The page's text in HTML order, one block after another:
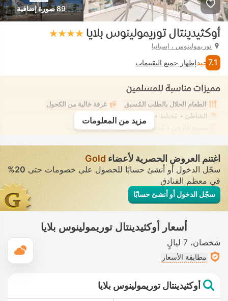
89 صورة إضافية
أوكثيدينتال توريمولينوس بلايا
توريمولينوس ، إسبانيا
7.1 جيدإظهار جميع التقييمات
مميزات مناسبة للمسلمين
الطعام الحلال بالطلب المُسبق
غرفة خالية من الكحول
الشاطئ • مُختلط • ملابس السباحة المحتشمة
• مُختلط • ملابس السباحة المحتشمة
مزيد من المعلومات
اغتنم العروض الحصرية لأعضاء Gold
سجّل الدخول أو أنشئ حسابًا للحصول على خصومات حتى20%
في معظم الفنادق
سجّل الدخول أو أنشئ حسابًا
أسعار أوكثيدينتال توريمولينوس بلايا
شخصان 7 ليالٍ
مطابقة الأسعار
أوكثيدينتال توريمولينوس بلايا